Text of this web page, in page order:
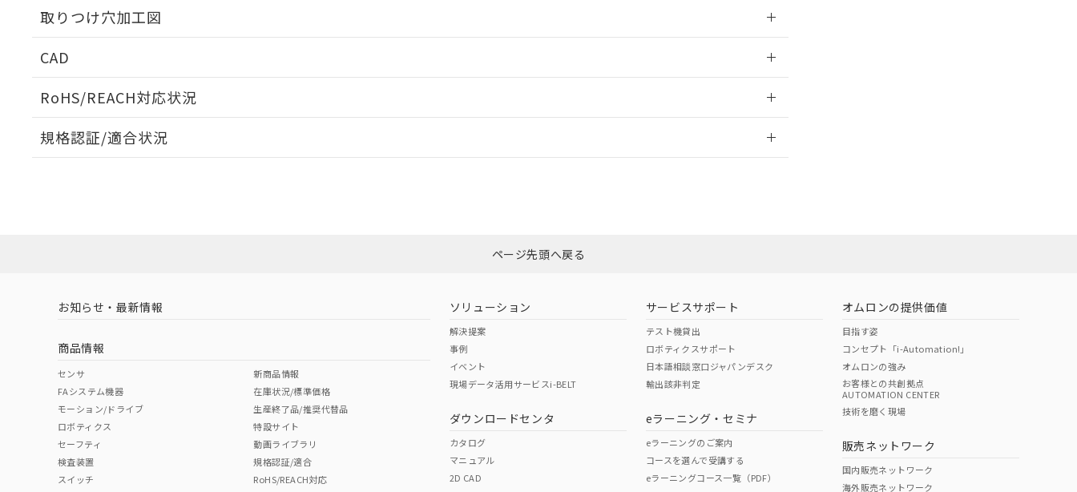
取りつけ穴加工図
CAD
RoHS/REACH対応状況
EU RoHS 注意事項・凡例
ダウンロードはこちら
中国 RoHS 注意事項・凡例
中国 RoHS表
Pb Hg Cr(VI)
O O
規格認証/適合状況
ページ先頭へ戻る
お知らせ・最新情報
商品情報
センサ
FAシステム機器
モーション/ドライブ
ロボティクス
セーフティ
検査装置
スイッチ
新商品情報
在庫状況/標準価格
生産終了品/推奨代替品
特設サイト
動画ライブラリ
規格認証/適合
RoHS/REACH対応
ソリューション
解決提案
事例
イベント
現場データ活用サービスi-BELT
ダウンロードセンタ
カタログ
マニュアル
2D CAD
サービスサポート
テスト機貸出
ロボティクスサポート
日本語相談窓口ジャパンデスク
輸出該非判定
eラーニング・セミナ
eラーニングのご案内
コースを選んで受講する
eラーニングコース一覧（PDF）
オムロンの提供価値
目指す姿
コンセプト「i-Automation!」
オムロンの強み
お客様との共創拠点
AUTOMATION CENTER
技術を磨く現場
販売ネットワーク
国内販売ネットワーク
海外販売ネットワーク